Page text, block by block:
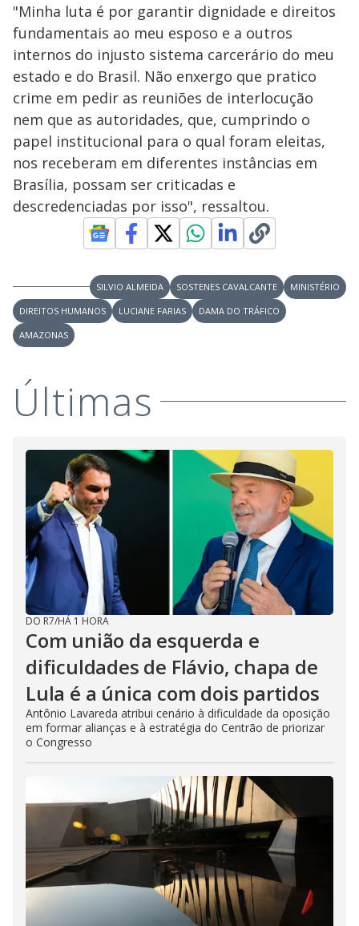
"Minha luta é por garantir dignidade e direitos
fundamentais ao meu esposo e a outros
internos do injusto sistema carcerário do meu
estado e do Brasil. Não enxergo que pratico
crime em pedir as reuniões de interlocução
nem que as autoridades, que, cumprindo o
papel institucional para o qual foram eleitas,
nos receberam em diferentes instâncias em
Brasília, possam ser criticadas e
descredenciadas por isso", ressaltou.
SILVIO ALMEIDA SOSTENES CAVALCANTE
MINISTÉRIO
DIREITOS HUMANOS
LUCIANE FARIAS
DAMA DO TRÁFICO
AMAZONAS
Últimas
DO R7/HÁ 1 HORA
Com união da esquerda e
dificuldades de Flávio, chapa de
Lula é a única com dois partidos
Antônio Lavareda atribui cenário à dificuldade da oposição
em formar alianças e à estratégia do Centrão de priorizar
o Congresso